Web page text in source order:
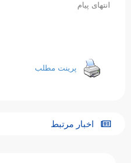
انتهای پیام
پرینت مطلب
اخبار مرتبط